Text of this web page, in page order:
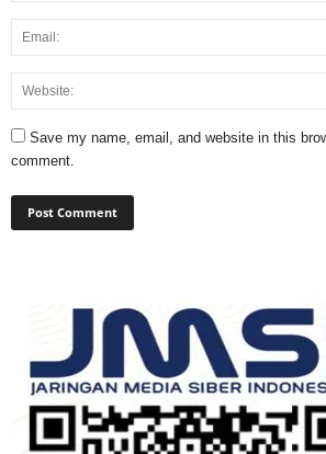
Save my name, email, and website in this
comment.